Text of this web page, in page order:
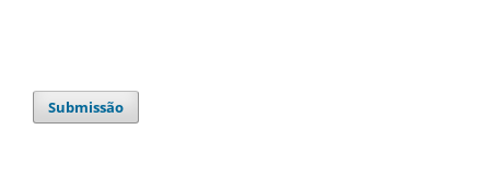
Submissão